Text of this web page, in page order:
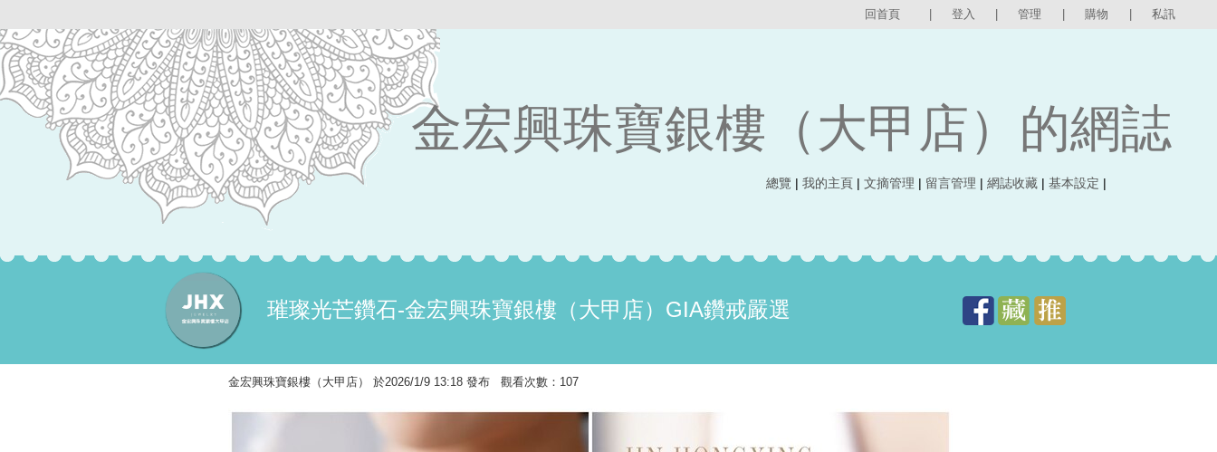
回首頁 登入 管理 購物 私訊
金宏興珠寶銀樓（大甲店）的網誌
總覽 | 我的主頁 | 文摘管理 | 留言管理 | 網誌收藏 | 基本設定 |
璀璨光芒鑽石-金宏興珠寶銀樓（大甲店）GIA鑽戒嚴選
金宏興珠寶銀樓（大甲店） 於2026/1/9 13:18 發布 觀看次數：107